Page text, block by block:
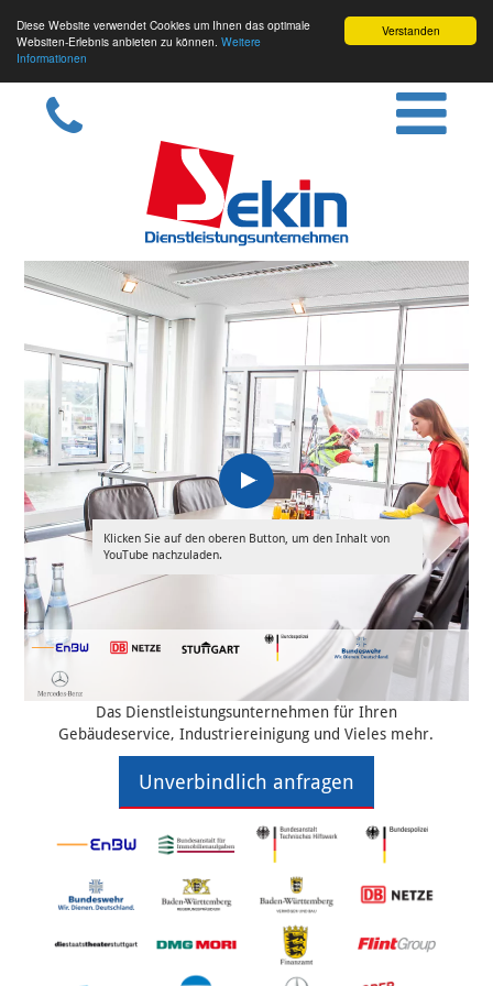
Verstanden
Diese Website verwendet Cookies um Ihnen das optimale
Websiten-Erlebnis anbieten zu können. Weitere
Informationen
Klicken Sie auf den oberen Button, um den Inhalt von
YouTube nachzuladen.
Das Dienstleistungsunternehmen für Ihren
Gebäudeservice, Industriereinigung und Vieles mehr.
Unverbindlich anfragen